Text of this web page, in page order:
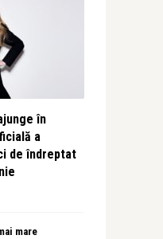
în
a
de îndreptat
mare